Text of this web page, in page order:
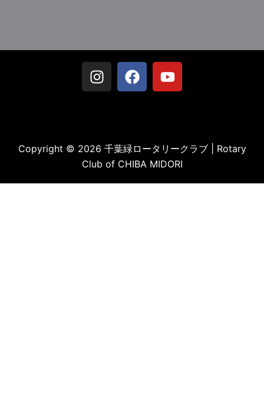
Copyright © 2026 千葉緑ロータリークラブ | Rotary
Club of CHIBA MIDORI